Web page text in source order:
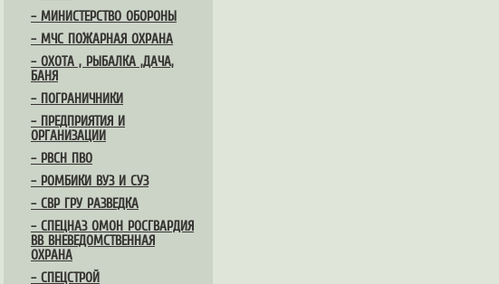
– МИНИСТЕРСТВО ОБОРОНЫ
– МЧС ПОЖАРНАЯ ОХРАНА
– ОХОТА , РЫБАЛКА ,ДАЧА,
БАНЯ
– ПОГРАНИЧНИКИ
– ПРЕДПРИЯТИЯ И
ОРГАНИЗАЦИИ
– РВСН ПВО
– РОМБИКИ ВУЗ И СУЗ
– СВР ГРУ РАЗВЕДКА
– СПЕЦНАЗ ОМОН РОСГВАРДИЯ
ВВ ВНЕВЕДОМСТВЕННАЯ
ОХРАНА
– СПЕЦСТРОЙ